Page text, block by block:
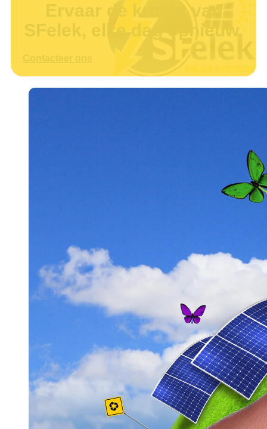
Ervaar de kracht van
SFelek, elke dag opnieuw.
Contacteer ons